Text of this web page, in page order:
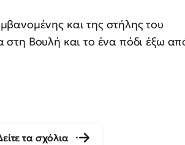
και της στήλης του
στη Βουλή και το ένα πόδι έξω
τα σχόλια